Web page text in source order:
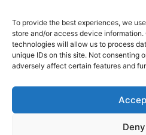
To provide the best experiences, we
store and/or access device
technologies will allow us to process
unique IDs on this site. Not consenting
adversely affect certain features and
Deny
Atsakomybės apribojimas
Naudojimosi taisyklės
Kontaktai